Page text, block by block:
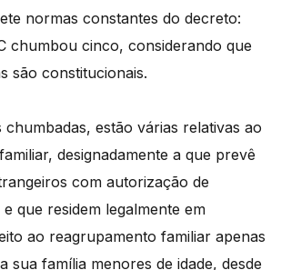
normas constantes do decreto:
chumbou cinco, considerando que
são constitucionais.
chumbadas, estão várias relativas ao
designadamente a que prevê
com autorização de
que residem legalmente em
ao reagrupamento familiar apenas
sua família menores de idade, desde